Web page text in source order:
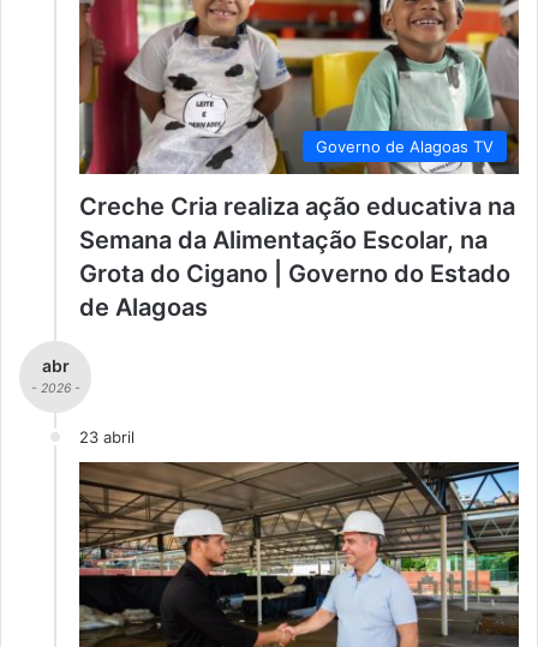
Governo de Alagoas TV
Creche Cria realiza ação educativa na
Semana da Alimentação Escolar, na
Grota do Cigano | Governo do Estado
de Alagoas
abr
- 2026 -
23 abril